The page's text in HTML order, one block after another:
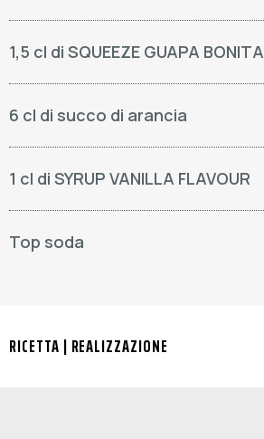
1,5 cl di SQUEEZE GUAPA BONITA
6 cl di succo di arancia
1 cl di SYRUP VANILLA FLAVOUR
Top soda
RICETTA | REALIZZAZIONE